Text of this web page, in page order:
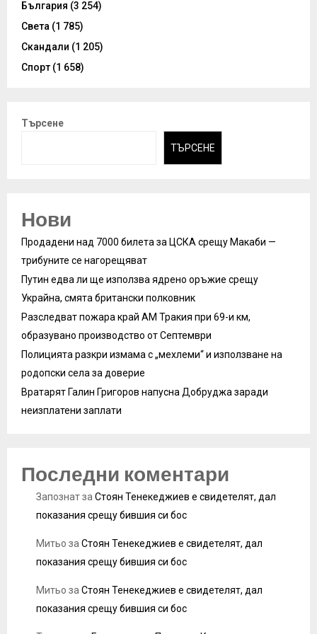
България (3 254)
Света (1 785)
Скандали (1 205)
Спорт (1 658)
Търсене
ТЪРСЕНЕ
Нови
Продадени над 7000 билета за ЦСКА срещу Макаби —
трибуните се нагорещяват
Путин едва ли ще използва ядрено оръжие срещу
Украйна, смята британски полковник
Разследват пожара край АМ Тракия при 69-и км,
образувано производство от Септември
Полицията разкри измама с „мехлеми“ и използване на
родопски села за доверие
Вратарят Галин Григоров напусна Добруджа заради
неизплатени заплати
Последни коментари
Запознатза Стоян Тенекеджиев е свидетелят, дал
показания срещу бившия си бос
Митьо за Стоян Тенекеджиев е свидетелят, дал
показания срещу бившия си бос
Митьо за Стоян Тенекеджиев е свидетелят, дал
показания срещу бившия си бос